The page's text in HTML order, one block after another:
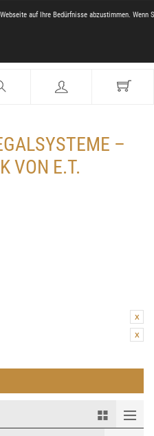
–
VON E.T.
auf Ihre Bedürfnisse abzustimmen.